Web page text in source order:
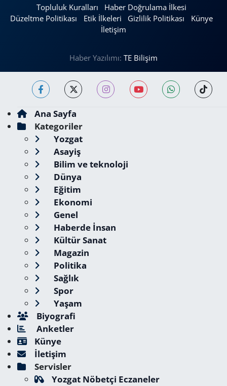
Topluluk Kuralları
Haber Doğrulama İlkesi
Düzeltme Politikası
Etik İlkeleri Gizlilik Politikası
Künye
İletişim
Haber Yazılımı: TE Bilişim
Ana Sayfa
Kategoriler
Yozgat
Asayiş
Bilim ve teknoloji
Dünya
Eğitim
Ekonomi
Genel
Haberde İnsan
Kültür Sanat
Magazin
Politika
Sağlık
Spor
Yaşam
Biyografi
Anketler
Künye
İletişim
Servisler
Yozgat Nöbetçi Eczaneler